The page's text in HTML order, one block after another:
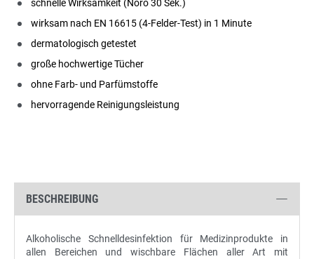
schnelle Wirksamkeit (Noro 30 Sek.)
wirksam nach EN 16615 (4-Felder-Test) in 1 Minute
dermatologisch getestet
große hochwertige Tücher
ohne Farb- und Parfümstoffe
hervorragende Reinigungsleistung
BESCHREIBUNG
Alkoholische Schnelldesinfektion für Medizinprodukte in
allen Bereichen und wischbare Flächen aller Art mit